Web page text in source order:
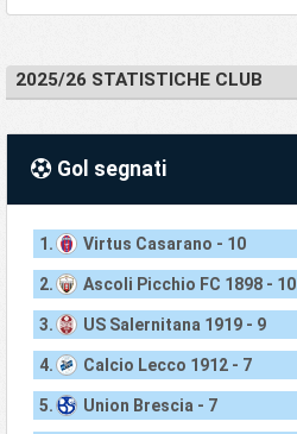
2025/26 STATISTICHE CLUB
Gol segnati
1. Virtus Casarano - 10
2. Ascoli Picchio FC 1898 - 10
3. US Salernitana 1919 - 9
4. Calcio Lecco 1912 - 7
5. Union Brescia - 7